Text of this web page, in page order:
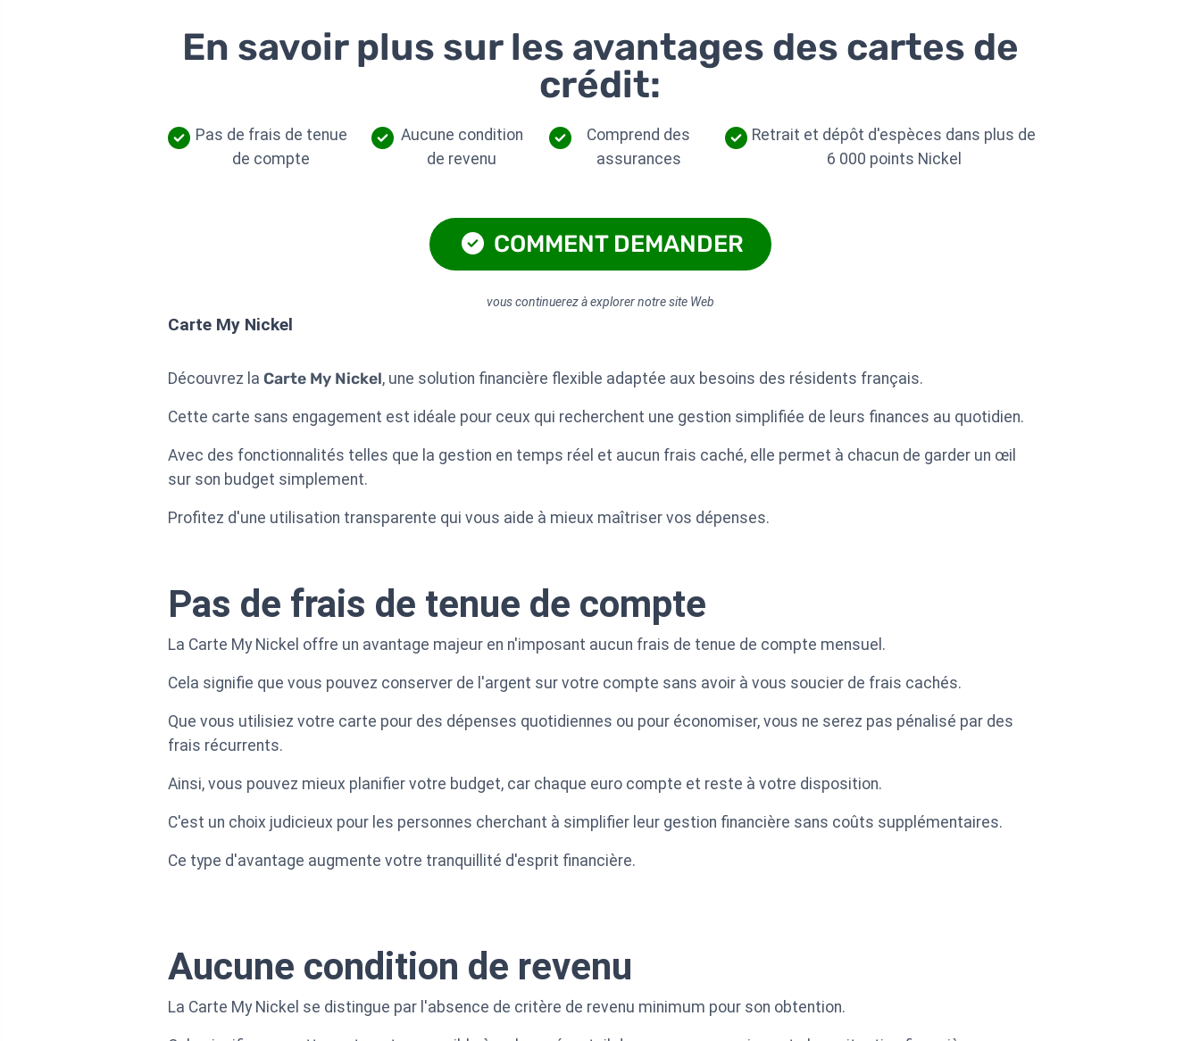
En savoir plus sur les avantages des cartes de
crédit:
Pas de frais de tenue
de compte
Aucune condition
de revenu
Comprend des
assurances
Retrait et dépôt d'espèces dans plus de
6 000 points Nickel
COMMENT DEMANDER
vous continuerez à explorer notre site Web
Carte My Nickel
Découvrez la Carte My Nickel, une solution financière flexible adaptée aux besoins des résidents français.
Cette carte sans engagement est idéale pour ceux qui recherchent une gestion simplifiée de leurs finances au quotidien.
Avec des fonctionnalités telles que la gestion en temps réel et aucun frais caché, elle permet à chacun de garder un œil
sur son budget simplement.
Profitez d'une utilisation transparente qui vous aide à mieux maîtriser vos dépenses.
Pas de frais de tenue de compte
La Carte My Nickel offre un avantage majeur en n'imposant aucun frais de tenue de compte mensuel.
Cela signifie que vous pouvez conserver de l'argent sur votre compte sans avoir à vous soucier de frais cachés.
Que vous utilisiez votre carte pour des dépenses quotidiennes ou pour économiser, vous ne serez pas pénalisé par des
frais récurrents.
Ainsi, vous pouvez mieux planifier votre budget, car chaque euro compte et reste à votre disposition.
C'est un choix judicieux pour les personnes cherchant à simplifier leur gestion financière sans coûts supplémentaires.
Ce type d'avantage augmente votre tranquillité d'esprit financière.
Aucune condition de revenu
La Carte My Nickel se distingue par l'absence de critère de revenu minimum pour son obtention.